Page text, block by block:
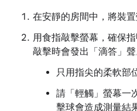
在安靜的房間中，將裝置
用食指敲擊螢幕，確保
敲擊時會發出「滴答」聲
只用指尖的柔軟部
請「輕觸」螢幕一
擊球會造成測量結